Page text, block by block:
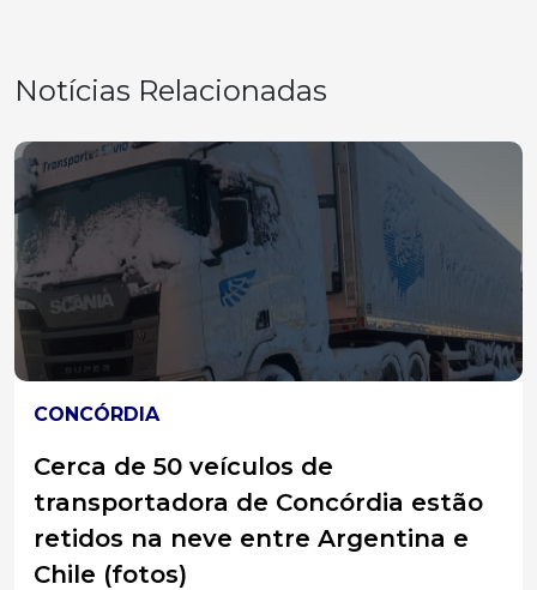
Notícias Relacionadas
CONCÓRDIA
Cerca de 50 veículos de
transportadora de Concórdia estão
retidos na neve entre Argentina e
Chile (fotos)